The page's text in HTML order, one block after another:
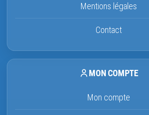
Mentions légales
Contact
MON COMPTE
Mon compte